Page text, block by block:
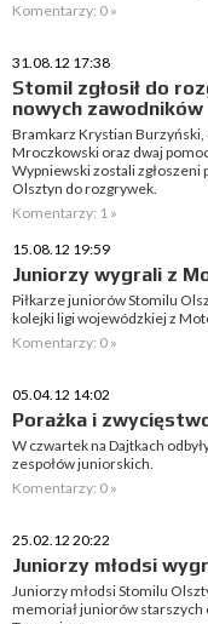
Komentarzy: 0 »
31.08.12 17:38
Stomil zgłosił do
nowych zawodników
Bramkarz Krystian Burzyński,
Mroczkowski oraz dwaj
Wypniewski zostali
Olsztyn do rozgrywek.
Komentarzy: 1 »
15.08.12 19:59
Juniorzy wygrali z
Piłkarze juniorów Stomilu
kolejki ligi wojewódzkiej z
Komentarzy: 0 »
05.04.12 14:02
Porażka i
W czwartek na Dajtkach
zespołów juniorskich.
Komentarzy: 0 »
25.02.12 20:22
Juniorzy młodsi
Juniorzy młodsi Stomilu
memoriał juniorów starszych